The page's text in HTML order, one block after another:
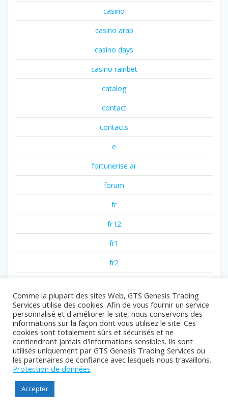
casino
casino arab
casino days
casino rainbet
catalog
contact
contacts
e
fortunerise ar
forum
fr
fr t2
fr1
fr2
fr4
gambling
games
gaming
Comme la plupart des sites Web, GTS Genesis Trading
Services utilise des cookies. Afin de vous fournir un service
personnalisé et d'améliorer le site, nous conservons des
informations sur la façon dont vous utilisez le site. Ces
cookies sont totalement sûrs et sécurisés et ne
contiendront jamais d'informations sensibles. Ils sont
utilisés uniquement par GTS Genesis Trading Services ou
les partenaires de confiance avec lesquels nous travaillons.
Protection de données
Accepter